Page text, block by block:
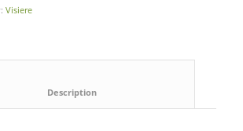
Visiere
						Description